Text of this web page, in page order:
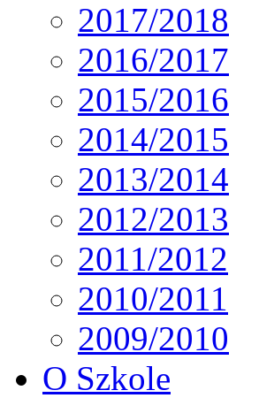
2017/2018
2016/2017
2015/2016
2014/2015
2013/2014
2012/2013
2011/2012
2010/2011
2009/2010
O Szkole